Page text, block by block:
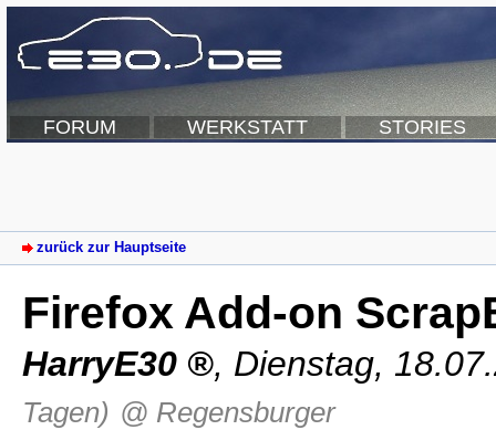
FORUM WERKSTATT STORIES
zurück zur Hauptseite
Firefox Add-on
HarryE30 , Dienstag,
Tagen) @ Regensburger